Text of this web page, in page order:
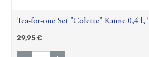
Tea-for-one Set "Colette" Kanne 0,4 l,
Keramik, 4-teilig, Kanne: H 11,5 cm, Ø
29,95€